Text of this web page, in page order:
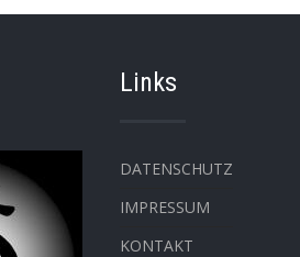
Links
DATENSCHUTZ
IMPRESSUM
KONTAKT